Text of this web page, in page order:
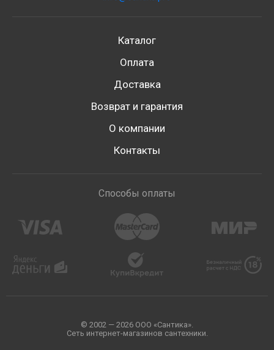
Каталог
Оплата
Доставка
Возврат и гарантия
О компании
Контакты
Способы оплаты
© 2002 — 2026 ООО «Сантика».
Сеть интернет-магазинов сантехники.